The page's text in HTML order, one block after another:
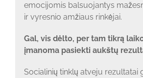
emocijomis balsuojantys
ir vyresnio amžiaus rinkėjai.
Gal, vis dėlto, per tam tikrą
įmanoma pasiekti aukštų
Socialinių tinklų atveju rezultatai